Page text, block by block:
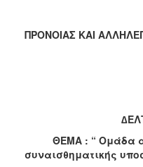
Κέντρα
Παιδιών
(Κ.Δ.Α.Π.)
ΠΡΟΝΟΙΑΣ ΚΑΙ
ΘΕΜΑ : “ Ομάδα
συναισθηματικής